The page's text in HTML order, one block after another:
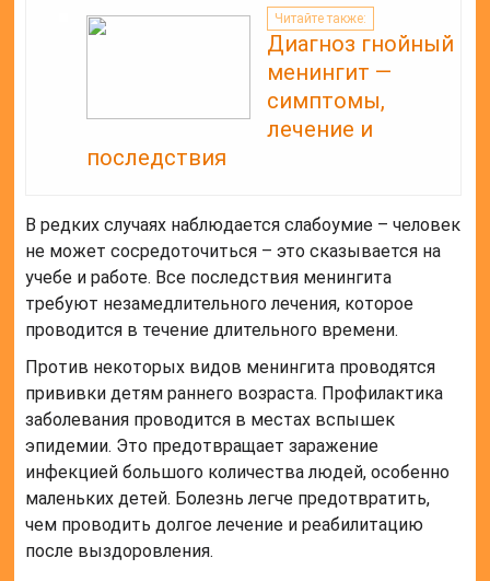
Читайте также:
Диагноз гнойный
менингит —
симптомы,
лечение и
последствия
В редких случаях наблюдается слабоумие – человек
не может сосредоточиться – это сказывается на
учебе и работе. Все последствия менингита
требуют незамедлительного лечения, которое
проводится в течение длительного времени.
Против некоторых видов менингита проводятся
прививки детям раннего возраста. Профилактика
заболевания проводится в местах вспышек
эпидемии. Это предотвращает заражение
инфекцией большого количества людей, особенно
маленьких детей. Болезнь легче предотвратить,
чем проводить долгое лечение и реабилитацию
после выздоровления.